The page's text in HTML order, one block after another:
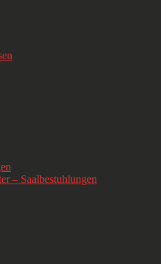
– Saalbestuhlungen